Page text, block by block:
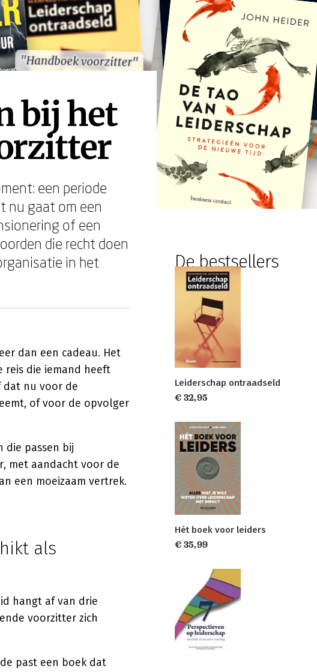
"Handboek voorzitter"
"Handboek voorzitter"
bij het
een periode
nu gaat om een
of een
die recht doen
in het
dan een cadeau. Het
reis die iemand heeft
dat nu voor de
of voor de opvolger
die passen bij
met aandacht voor de
een moeizaam vertrek.
als
hangt af van drie
voorzitter zich
past een boek dat
De bestsellers
Leiderschap ontraadseld
€ 32,95
Hét boek voor leiders
€ 35,99